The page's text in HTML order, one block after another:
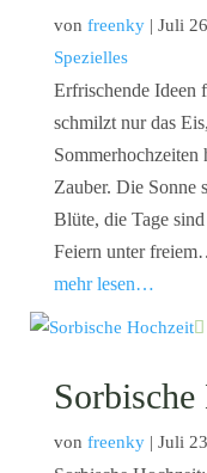
von freenky| Juli
Spezielles
Erfrischende Ideen
schmilzt nur das
Sommerhochzeiten
Zauber. Die Sonne
Blüte, die Tage
Feiern unter
mehr lesen…
von freenky| Juli